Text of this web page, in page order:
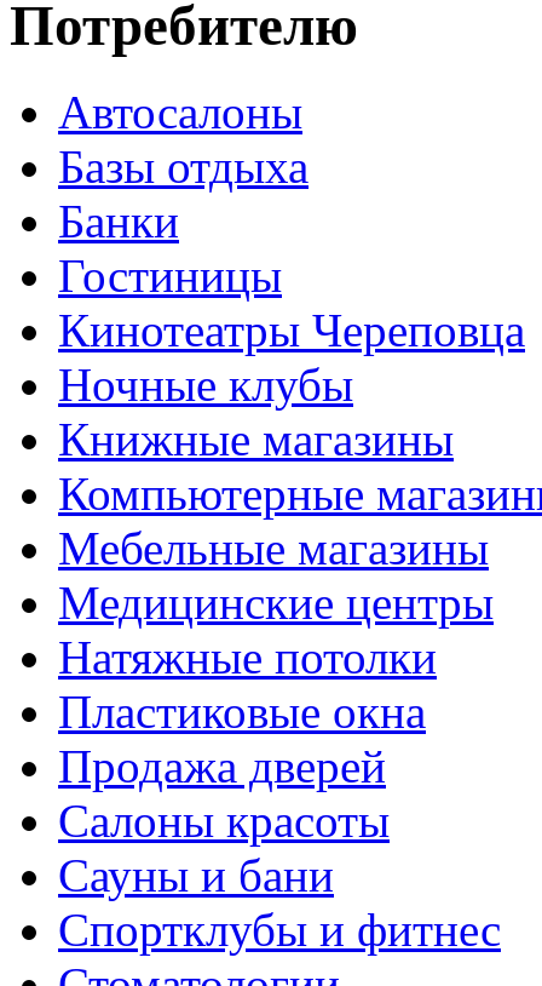
Потребителю
Автосалоны
Базы отдыха
Банки
Гостиницы
Кинотеатры Череповца
Ночные клубы
Книжные магазины
Компьютерные
Мебельные магазины
Медицинские центры
Натяжные потолки
Пластиковые окна
Продажа дверей
Салоны красоты
Сауны и бани
Спортклубы и фитнес